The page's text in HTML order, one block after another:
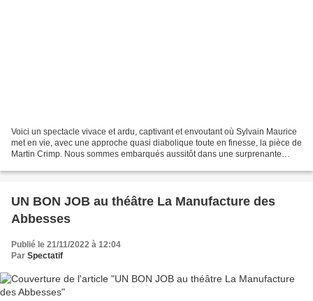
Voici un spectacle vivace et ardu, captivant et envoutant où Sylvain Maurice
met en vie, avec une approche quasi diabolique toute en finesse, la pièce de
Martin Crimp. Nous sommes embarqués aussitôt dans une surprenante
UN BON JOB au théâtre La Manufacture des
Abbesses
Publié le 21/11/2022 à 12:04
Par Spectatif